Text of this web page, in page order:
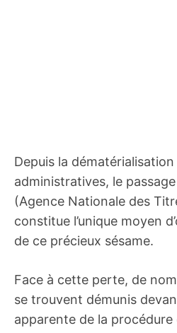
Depuis la
administratives, le passage
(Agence Nationale des
constitue l’unique moyen
de ce précieux sésame.
Face à cette perte, de
se trouvent démunis
apparente de la